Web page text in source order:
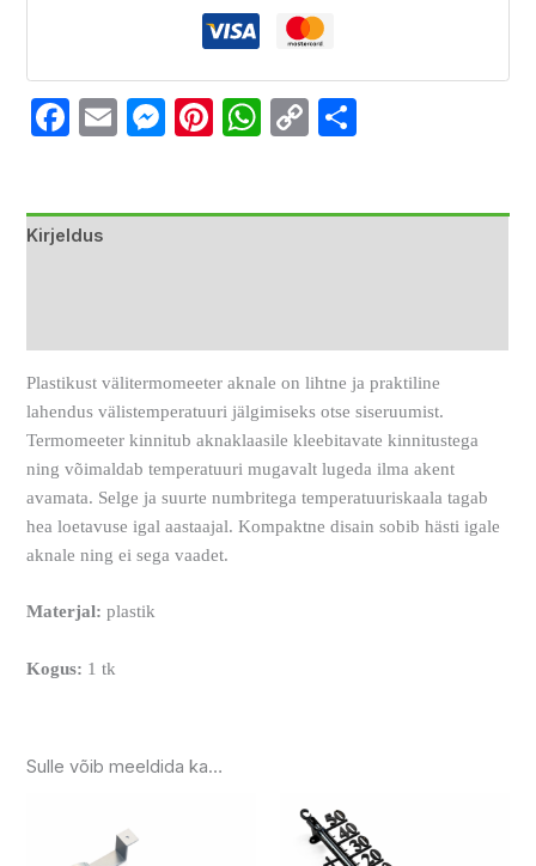
Facebook
EmailMessenger
Pinterest
WhatsApp
Copy
Kirjeldus
Plastikust välitermomeeter aknale on lihtne ja praktiline
lahendus välistemperatuuri jälgimiseks otse siseruumist.
Termomeeter kinnitub aknaklaasile kleebitavate kinnitustega
ning võimaldab temperatuuri mugavalt lugeda ilma akent
avamata. Selge ja suurte numbritega temperatuuriskaala tagab
hea loetavuse igal aastaajal. Kompaktne disain sobib hästi igale
aknale ning ei sega vaadet.
Materjal: plastik
Kogus: 1 tk
Sulle võib meeldida ka…